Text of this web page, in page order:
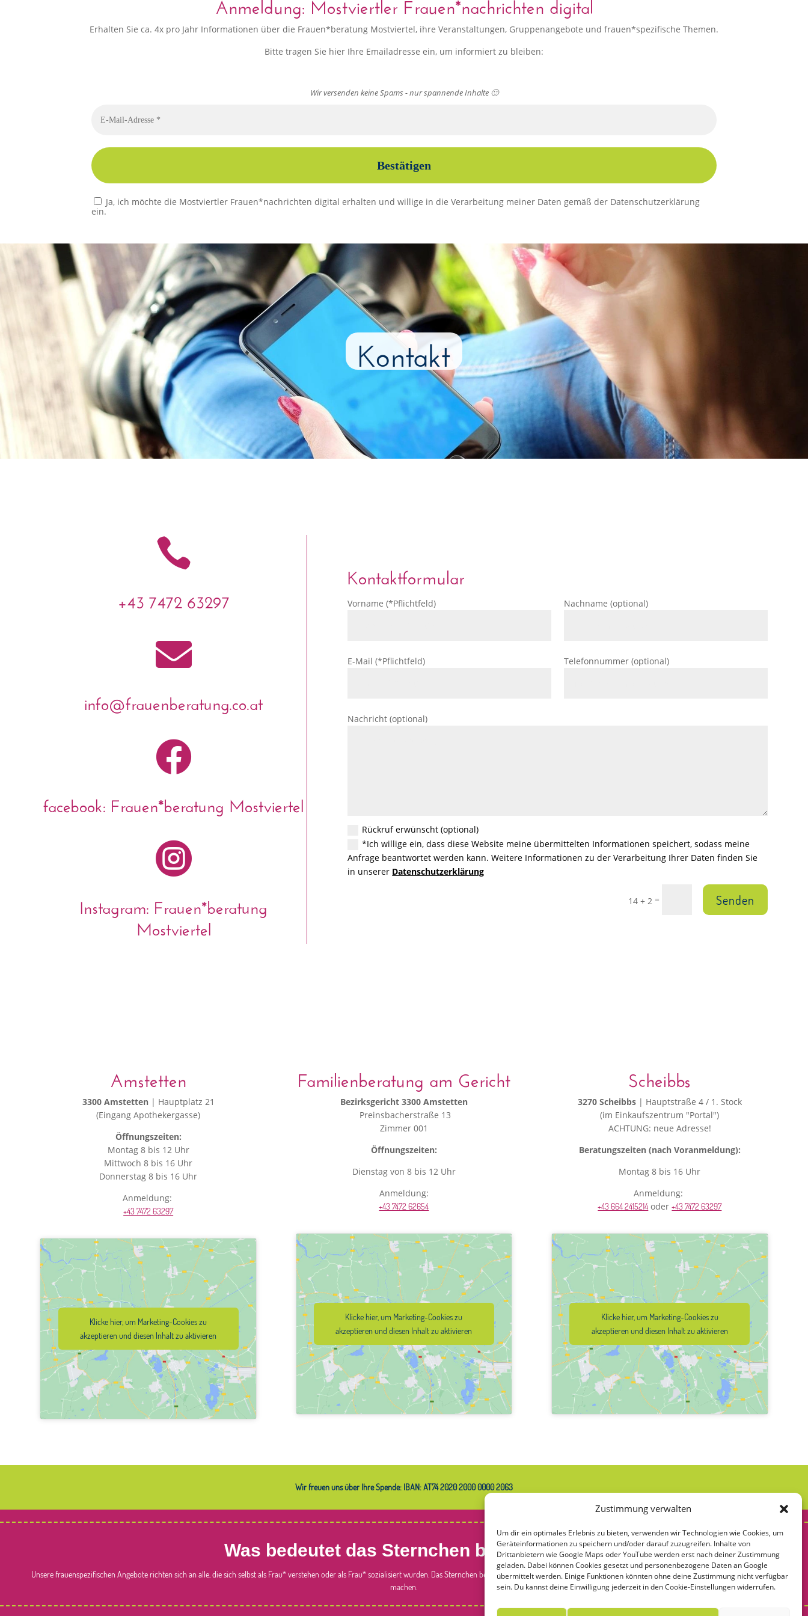
Zustimmung verwalten
Um dir ein optimales Erlebnis zu bieten, verwenden wir Technologien wie Cookies, um
Geräteinformationen zu speichern und/oder darauf zuzugreifen. Inhalte von
Drittanbietern wie Google Maps oder YouTube werden erst nach deiner Zustimmung
geladen. Dabei können Cookies gesetzt und personenbezogene Daten an Google
übermittelt werden. Einige Funktionen könnten ohne deine Zustimmung nicht verfügbar
sein. Du kannst deine Einwilligung jederzeit in den Cookie-Einstellungen widerrufen.
Erhalten Sie ca. 4x pro Jahr Informationen über die Frauen*beratung Mostviertel, ihre Veranstaltungen, Gruppenangebote und frauen*spezifische Themen.
Bitte tragen Sie hier Ihre Emailadresse ein, um informiert zu bleiben:
Wir versenden keine Spams - nur spannende Inhalte 🙂
Ja, ich möchte die Mostviertler Frauen*nachrichten digital erhalten und willige in die Verarbeitung meiner Daten gemäß der Datenschutzerklärung
ein.
Kontakt

+43 7472 63297

info@frauenberatung.co.at

facebook: Frauen*beratung Mostviertel

Instagram: Frauen*beratung
Mostviertel
Kontaktformular
Vorname (*Pflichtfeld) Nachname (optional)
E-Mail (*Pflichtfeld) Telefonnummer (optional)
Nachricht (optional)
Rückruf erwünscht (optional)
*Ich willige ein, dass diese Website meine übermittelten Informationen speichert, sodass meine
Anfrage beantwortet werden kann. Weitere Informationen zu der Verarbeitung Ihrer Daten finden Sie
in unserer Datenschutzerklärung
14 + 2 = Senden
Amstetten
3300 Amstetten | Hauptplatz 21
(Eingang Apothekergasse)
Öffnungszeiten:
Montag 8 bis 12 Uhr
Mittwoch 8 bis 16 Uhr
Donnerstag 8 bis 16 Uhr
Anmeldung:
+43 7472 63297
Klicke hier, um Marketing-Cookies zu
akzeptieren und diesen Inhalt zu aktivieren
Familienberatung am Gericht
Bezirksgericht 3300 Amstetten
Preinsbacherstraße 13
Zimmer 001
Öffnungszeiten:
Dienstag von 8 bis 12 Uhr
Anmeldung:
+43 7472 62654
Klicke hier, um Marketing-Cookies zu
akzeptieren und diesen Inhalt zu aktivieren
Scheibbs
3270 Scheibbs | Hauptstraße 4 / 1. Stock
(im Einkaufszentrum "Portal")
ACHTUNG: neue Adresse!
Beratungszeiten (nach Voranmeldung):
Montag 8 bis 16 Uhr
Anmeldung:
+43 664 2415214 oder+43 7472 63297
Klicke hier, um Marketing-Cookies zu
akzeptieren und diesen Inhalt zu aktivieren
Wir freuen uns über Ihre Spende: IBAN: AT74 2020 2000 0000 2063
Was bedeutet das Sternchen bei Frauen*?
Unsere frauenspezifischen Angebote richten sich an alle, die sich selbst als Frau* verstehen oder als Frau* sozialisiert wurden. Das Sternchen bei Frauen*soll die Vielfalt der möglichen Bedeutungen und Identitäten von Frauen* sichtbar
machen.